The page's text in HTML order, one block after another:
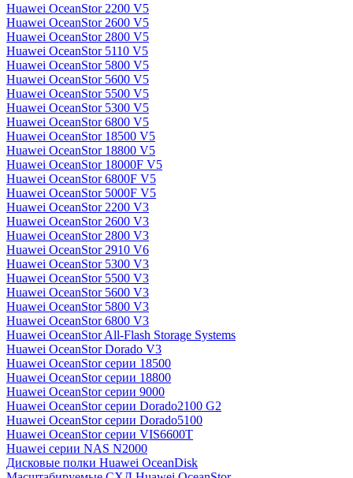
Huawei OceanStor 2200 V5
Huawei OceanStor 2600 V5
Huawei OceanStor 2800 V5
Huawei OceanStor 5110 V5
Huawei OceanStor 5800 V5
Huawei OceanStor 5600 V5
Huawei OceanStor 5500 V5
Huawei OceanStor 5300 V5
Huawei OceanStor 6800 V5
Huawei OceanStor 18500 V5
Huawei OceanStor 18800 V5
Huawei OceanStor 18000F V5
Huawei OceanStor 6800F V5
Huawei OceanStor 5000F V5
Huawei OceanStor 2200 V3
Huawei OceanStor 2600 V3
Huawei OceanStor 2800 V3
Huawei OceanStor 2910 V6
Huawei OceanStor 5300 V3
Huawei OceanStor 5500 V3
Huawei OceanStor 5600 V3
Huawei OceanStor 5800 V3
Huawei OceanStor 6800 V3
Huawei OceanStor All-Flash Storage Systems
Huawei OceanStor Dorado V3
Huawei OceanStor серии 18500
Huawei OceanStor серии 18800
Huawei OceanStor серии 9000
Huawei OceanStor серии Dorado2100 G2
Huawei OceanStor серии Dorado5100
Huawei OceanStor серии VIS6600T
Huawei серии NAS N2000
Дисковые полки Huawei OceanDisk